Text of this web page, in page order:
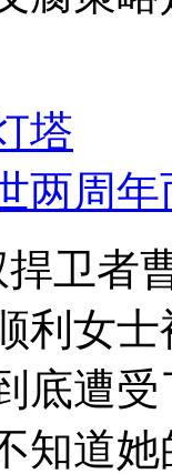
塔
周年
卫者
利女
底遭
知道